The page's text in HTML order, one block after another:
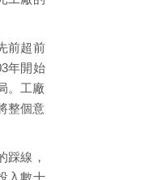
前超前
年開始
。工廠
整個意
踩線，
入數十